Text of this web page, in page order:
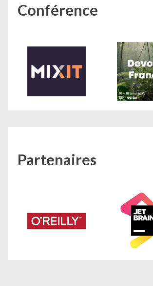
Conférence
Partenaires